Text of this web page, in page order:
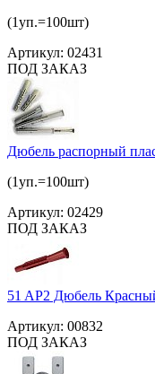
(1уп.=100шт)
Артикул: 02431
ПОД ЗАКАЗ
Дюбель распорный
(1уп.=100шт)
Артикул: 02429
ПОД ЗАКАЗ
51 AP2 Дюбель
Артикул: 00832
ПОД ЗАКАЗ